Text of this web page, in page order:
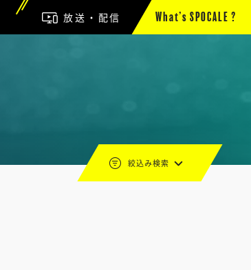
放送・配信 What’s SPOCALE ?
絞込み検索